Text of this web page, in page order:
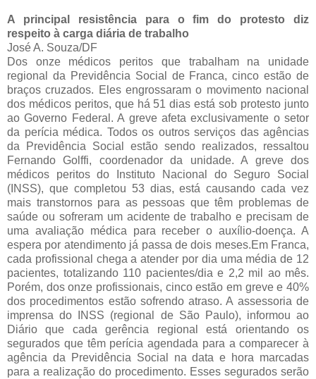
A principal resistência para o fim do protesto diz
respeito à carga diária de trabalho
José A. Souza/DF
Dos onze médicos peritos que trabalham na unidade
regional da Previdência Social de Franca, cinco estão de
braços cruzados. Eles engrossaram o movimento nacional
dos médicos peritos, que há 51 dias está sob protesto junto
ao Governo Federal. A greve afeta exclusivamente o setor
da perícia médica. Todos os outros serviços das agências
da Previdência Social estão sendo realizados, ressaltou
Fernando Golffi, coordenador da unidade. A greve dos
médicos peritos do Instituto Nacional do Seguro Social
(INSS), que completou 53 dias, está causando cada vez
mais transtornos para as pessoas que têm problemas de
saúde ou sofreram um acidente de trabalho e precisam de
uma avaliação médica para receber o auxílio-doença. A
espera por atendimento já passa de dois meses.Em Franca,
cada profissional chega a atender por dia uma média de 12
pacientes, totalizando 110 pacientes/dia e 2,2 mil ao mês.
Porém, dos onze profissionais, cinco estão em greve e 40%
dos procedimentos estão sofrendo atraso. A assessoria de
imprensa do INSS (regional de São Paulo), informou ao
Diário que cada gerência regional está orientando os
segurados que têm perícia agendada para a comparecer à
agência da Previdência Social na data e hora marcadas
para a realização do procedimento. Esses segurados serão